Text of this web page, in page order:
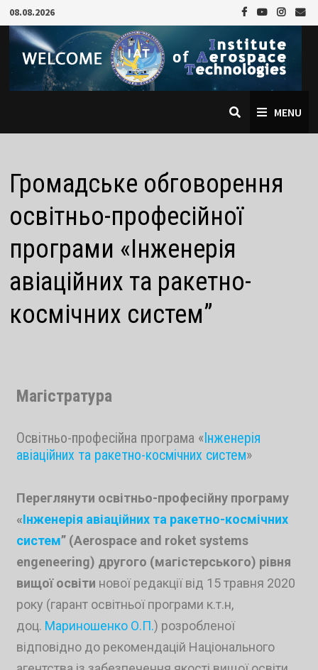
08.08.2026
MENU
Громадське обговорення
освітньо-професійної
програми «Інженерія
авіаційних та ракетно-
космічних систем”
Магістратура
Освітньо-професійна програма «Інженерія
авіаційних та ракетно-космічних систем»
Переглянути освітньо-професійну програму
«Інженерія авіаційних та ракетно-космічних
систем” (Aerospace and roket systems
engeneering) другого (магістерського) рівня
вищої освіти нової редакції від 15 травня 2020
року (гарант освітньої програми к.т.н,
доц. Мариношенко О.П.) розробленої
відповідно до рекомендацій Національного